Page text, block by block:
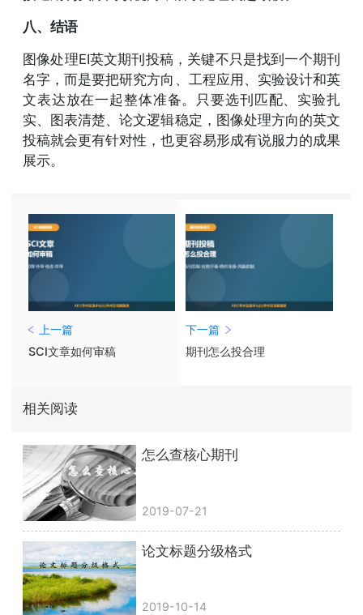
八、结语
图像处理EI英文期刊投稿，关键不只是找到一个期刊
名字，而是要把研究方向、工程应用、实验设计和英
文表达放在一起整体准备。只要选刊匹配、实验扎
实、图表清楚、论文逻辑稳定，图像处理方向的英文
投稿就会更有针对性，也更容易形成有说服力的成果
展示。
上一篇
SCI文章如何审稿
下一篇
期刊怎么投合理
相关阅读
怎么查核心期刊
2019-07-21
论文标题分级格式
2019-10-14